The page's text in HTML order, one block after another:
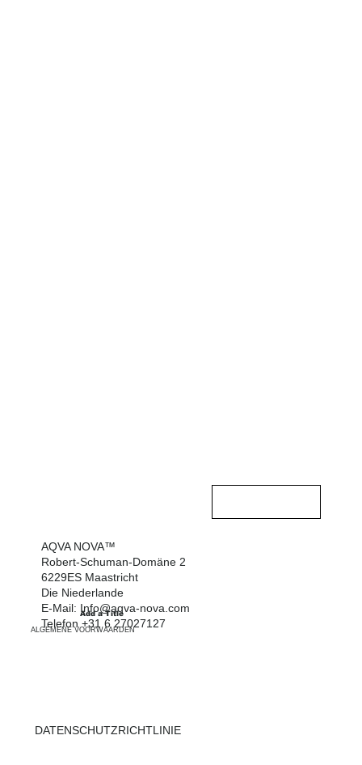
HEIM
SCHWIMMBECKEN
DIE INFO
DATENSCHUTZRICHTLINIE
ALGEMENE VOORWAARDEN
Add a Title
AQVA NOVA™
Robert-Schuman-Domäne 2
6229ES Maastricht
Die Niederlande
E-Mail: Info@aqva-nova.com
Telefon +31 6 27027127